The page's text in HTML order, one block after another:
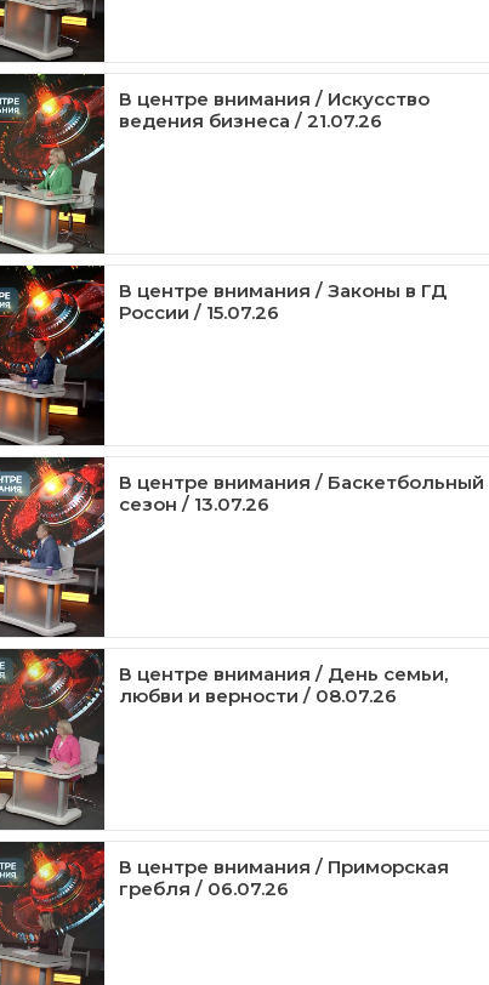
В центре внимания / Искусство
ведения бизнеса / 21.07.26
В центре внимания / Законы в ГД
России / 15.07.26
В центре внимания / Баскетбольный
сезон / 13.07.26
В центре внимания / День семьи,
любви и верности / 08.07.26
В центре внимания / Приморская
гребля / 06.07.26